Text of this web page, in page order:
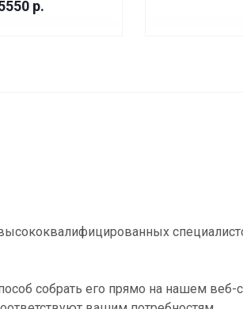
р.
собрать его прямо на нашем веб-